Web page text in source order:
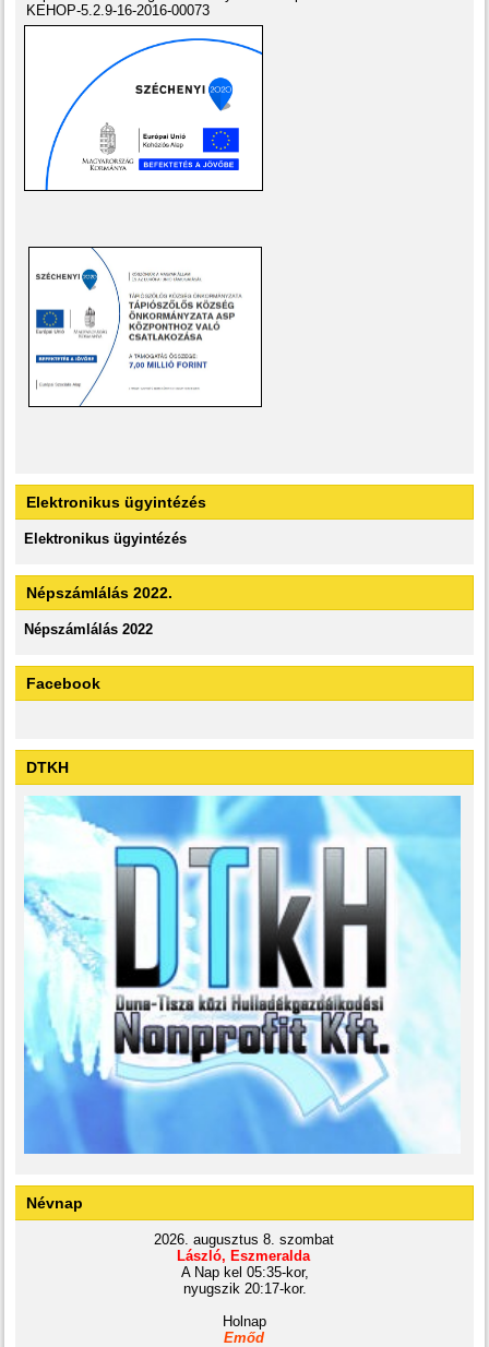
KEHOP-5.2.9-16-2016-00073
Elektronikus ügyintézés
Elektronikus ügyintézés
Népszámlálás 2022.
Népszámlálás 2022
Facebook
DTKH
Névnap
2026. augusztus 8. szombat
László, Eszmeralda
A Nap kel 05:35-kor,
nyugszik 20:17-kor.
Holnap
Emőd